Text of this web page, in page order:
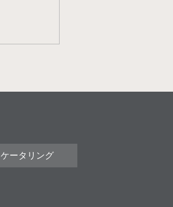
ケータリング